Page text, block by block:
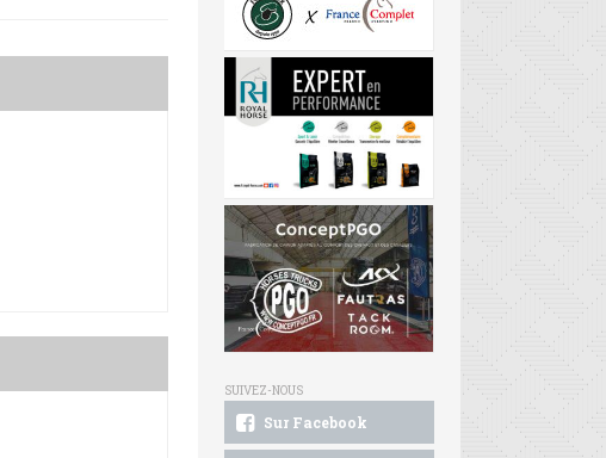
SUIVEZ-NOUS
Sur Facebook